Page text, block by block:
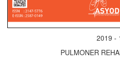
2019 -
PULMONER